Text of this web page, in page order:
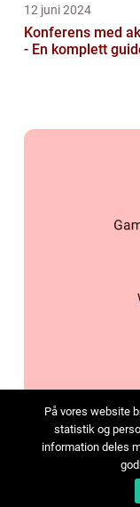
12 juni 2024
Konferens med
- En komplett
På vores website
statistik og
information deles